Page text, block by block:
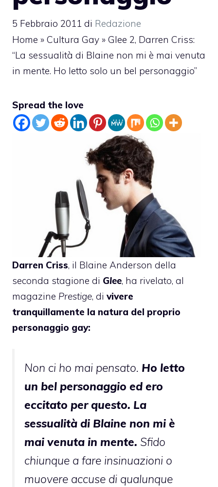
5 Febbraio 2011 di Redazione
Home » Cultura Gay » Glee 2, Darren Criss:
“La sessualità di Blaine non mi è mai venuta
in mente. Ho letto solo un bel personaggio”
Spread the love
Darren Criss, il Blaine Anderson della
seconda stagione di Glee, ha rivelato, al
magazine Prestige, di vivere
tranquillamente la natura del proprio
personaggio gay:
Non ci ho mai pensato. Ho letto
un bel personaggio ed ero
eccitato per questo. La
sessualità di Blaine non mi è
mai venuta in mente. Sfido
chiunque a fare insinuazioni o
muovere accuse di qualunque